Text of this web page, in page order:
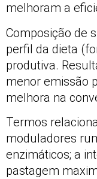
melhoram a
Composição de
perfil da dieta
produtiva.
menor emissão
melhora na
Termos
moduladores
enzimáticos; a
pastagem